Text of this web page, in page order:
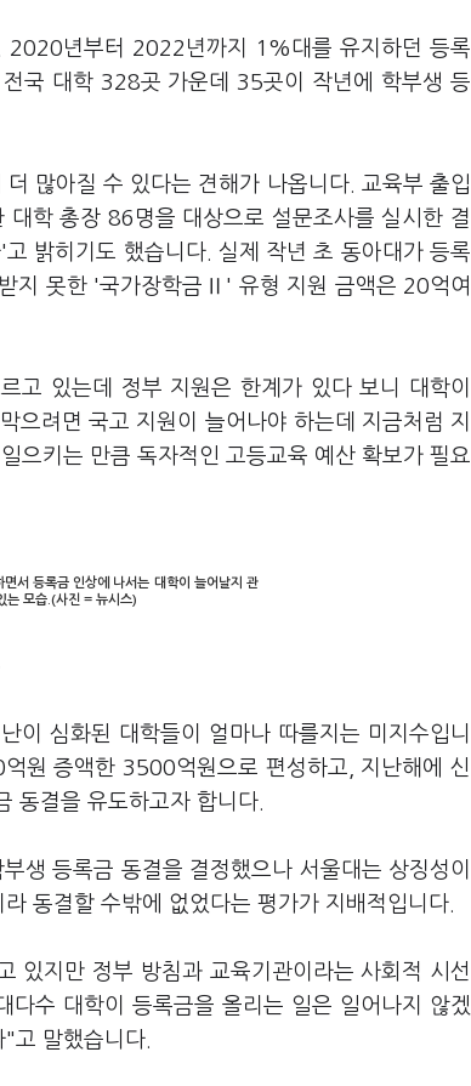
2020년부터 2022년까지 1%대를 유지하던 등록
국 대학 328곳 가운데 35곳이 작년에 학부생 등
많아질 수 있다는 견해가 나옵니다. 교육부 출입
학 총장 86명을 대상으로 설문조사를 실시한 결
밝히기도 했습니다. 실제 작년 초 동아대가 등록
지 못한 '국가장학금Ⅱ' 유형 지원 금액은 20억여
고 있는데 정부 지원은 한계가 있다 보니 대학이
으려면 국고 지원이 늘어나야 하는데 지금처럼 지
으키는 만큼 독자적인 고등교육 예산 확보가 필요
서 등록금 인상에 나서는 대학이 늘어날지 관
는 모습.(사진 = 뉴시스)
이 심화된 대학들이 얼마나 따를지는 미지수입니
원 증액한 3500억원으로 편성하고, 지난해에 신
동결을 유도하고자 합니다.
생 등록금 동결을 결정했으나 서울대는 상징성이
동결할 수밖에 없었다는 평가가 지배적입니다.
있지만 정부 방침과 교육기관이라는 사회적 시선
수 대학이 등록금을 올리는 일은 일어나지 않겠
고 말했습니다.